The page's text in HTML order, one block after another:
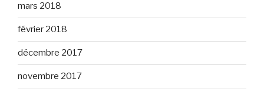
mars 2018
février 2018
décembre 2017
novembre 2017